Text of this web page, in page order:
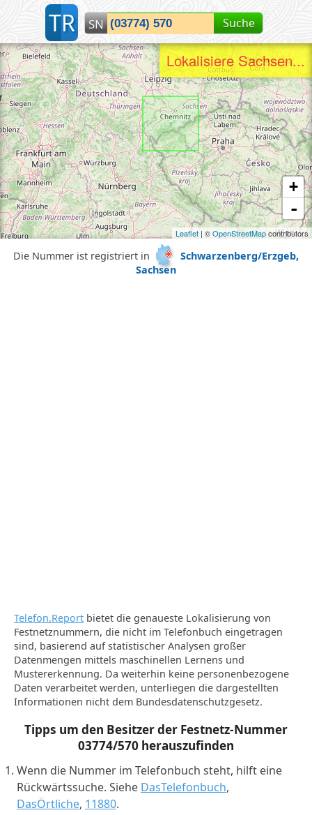
TR SN Suche
+
-
Leaflet | ©OpenStreetMapcontributors
Lokalisiere Sachsen...
Die Nummer ist registriert in
Schwarzenberg/Erzgeb,
Sachsen
Telefon.Report bietet die genaueste Lokalisierung von
Festnetznummern, die nicht im Telefonbuch eingetragen
sind, basierend auf statistischer Analysen großer
Datenmengen mittels maschinellen Lernens und
Mustererkennung. Da weiterhin keine personenbezogene
Daten verarbeitet werden, unterliegen die dargestellten
Informationen nicht dem Bundesdatenschutzgesetz.
Tipps um den Besitzer der Festnetz-Nummer
03774/570 herauszufinden
Wenn die Nummer im Telefonbuch steht, hilft eine
Rückwärtssuche. Siehe DasTelefonbuch,
DasÖrtliche, 11880.